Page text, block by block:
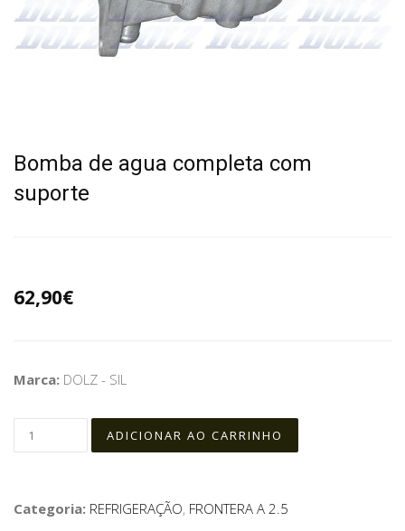
Bomba de agua completa com
suporte
62,90€
Marca: DOLZ - SIL
Categoria: REFRIGERAÇÃO, FRONTERA A 2.5